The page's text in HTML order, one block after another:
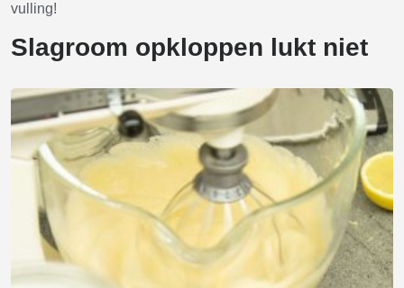
vulling!
Slagroom opkloppen lukt niet